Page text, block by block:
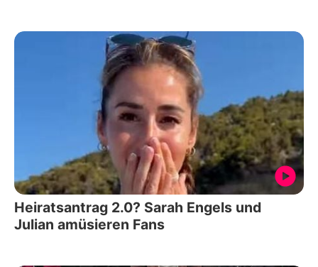
Heiratsantrag 2.0? Sarah Engels und
Julian amüsieren Fans